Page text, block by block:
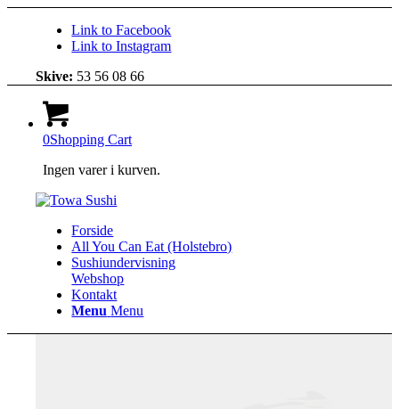
Link to Facebook
Link to Instagram
Skive: 53 56 08 66
0Shopping Cart
Ingen varer i kurven.
Forside
All You Can Eat (Holstebro)
Sushiundervisning
Webshop
Kontakt
Menu Menu